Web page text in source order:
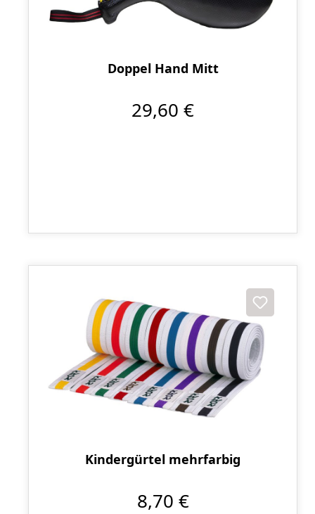
Doppel Hand Mitt
29,60 €
Kindergürtel mehrfarbig
8,70 €